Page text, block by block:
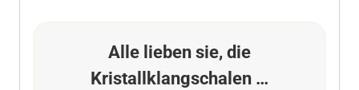
Alle lieben sie, die
Kristallklangschalen …